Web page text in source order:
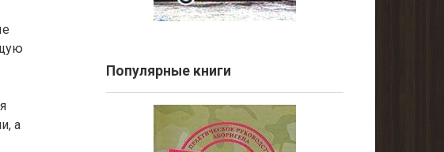
а
Популярные книги